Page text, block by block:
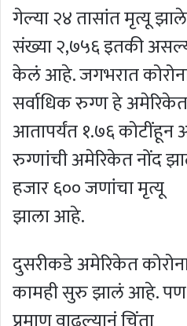
गेल्या २४ तासांत मृत्यू
संख्या २,७५६ इतकी
केलं आहे. जगभरात
सर्वाधिक रुग्ण हे
आतापर्यंत १.७६ कोटींहून
रुग्णांची अमेरिकेत नोंद
हजार ६०० जणांचा मृत्यू
झाला आहे.
दुसरीकडे अमेरिकेत
कामही सुरु झालं आहे. पण